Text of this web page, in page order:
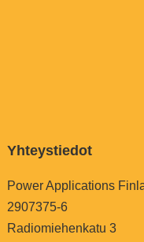
Yhteystiedot
Power Applications
2907375-6
Radiomiehenkatu 3